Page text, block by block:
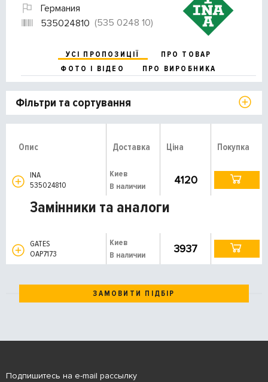
Германия
535024810 (535 0248 10)
УСІ ПРОПОЗИЦІЇ
ПРО ТОВАР
ФОТО І ВІДЕО
ПРО ВИРОБНИКА
Фільтри та сортування
Опис Доставка Ціна Покупка
INA
535024810
Киев
В наличии
4120
Замінники та аналоги
GATES
OAP7173
Киев
В наличии
3937
ЗАМОВИТИ ПІДБІР
Подпишитесь на e-mail рассылку